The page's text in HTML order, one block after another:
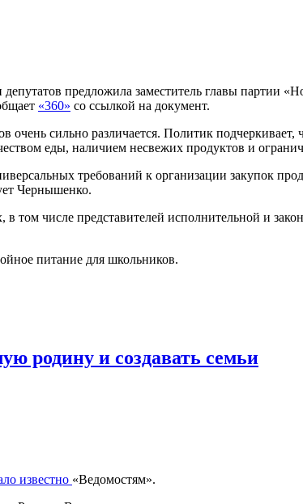
предложила заместитель главы партии
«360» со ссылкой на документ.
очень сильно различается. Политик
еды, наличием несвежих продуктов и
требований к организации закупок
Чернышенко.
числе представителей исполнительной и
питание для школьников.
родину и создавать семьи
известно «Ведомостям».